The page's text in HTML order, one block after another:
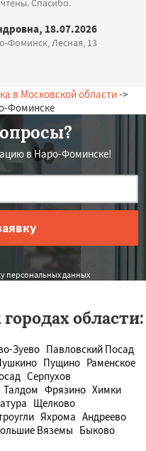
Спасибо.
18.07.2026
Фоминск, Лесная, 13
в Московской области->
Фоминске
в Наро-Фоминске!
персональных данных
области:
Зуево Павловский Посад
Пущино Раменское
Серпухов
Талдом Фрязино Химки
Щелково
Яхрома Андреево
Вяземы Быково